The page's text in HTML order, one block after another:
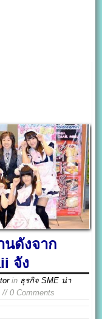
นดังจาก
จัง
in ธุรกิจ SME น่า
// 0 Comments